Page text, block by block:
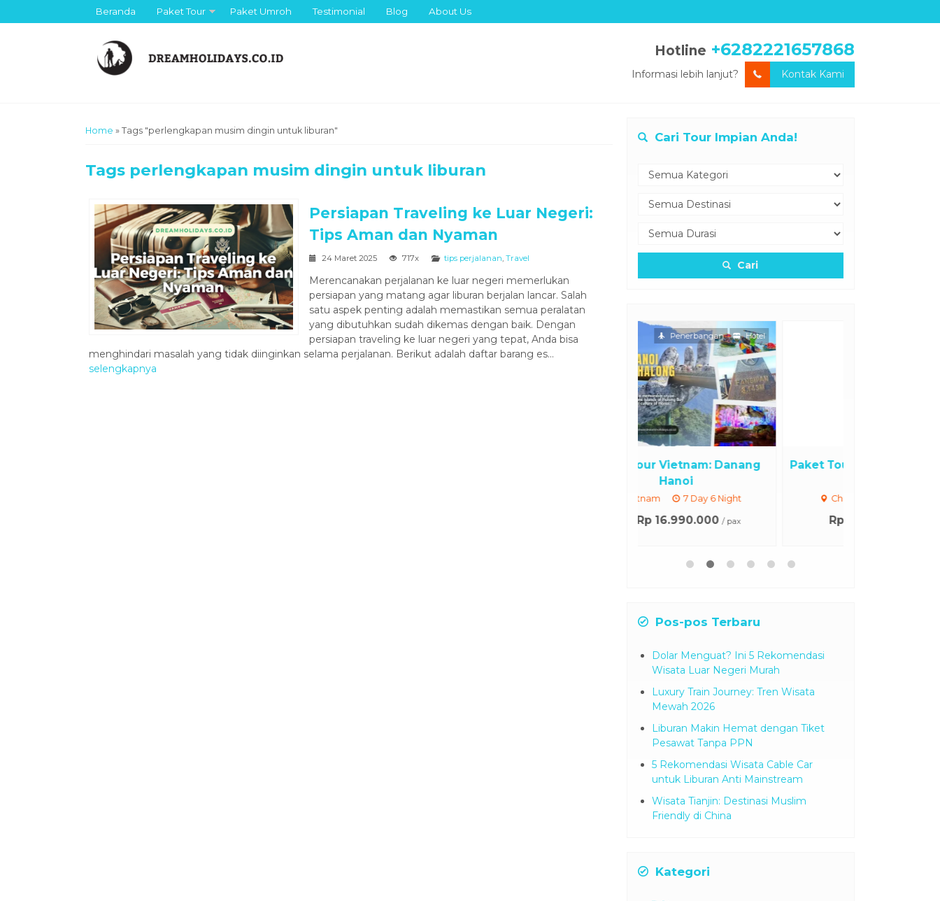
Beranda Paket Tour Paket Umroh Testimonial Blog About Us
Hotline +6282221657868
Informasi lebih lanjut? Kontak Kami
Home » Tags "perlengkapan musim dingin untuk liburan"
Tags perlengkapan musim dingin untuk liburan
Persiapan Traveling ke Luar Negeri:
Tips Aman dan Nyaman
24 Maret 2025 717x tips perjalanan, Travel
Merencanakan perjalanan ke luar negeri memerlukan
persiapan yang matang agar liburan berjalan lancar. Salah
satu aspek penting adalah memastikan semua peralatan
yang dibutuhkan sudah dikemas dengan baik. Dengan
persiapan traveling ke luar negeri yang tepat, Anda bisa
menghindari masalah yang tidak diinginkan selama perjalanan. Berikut adalah daftar barang es...
selengkapnya
Cari Tour Impian Anda!
Cari
Penerbangan
Paket Tour Harbin China 10 Hari
China 10 Days 7 Night
Rp 29.990.000
Pos-pos Terbaru
Dolar Menguat? Ini 5 Rekomendasi
Wisata Luar Negeri Murah
Luxury Train Journey: Tren Wisata
Mewah 2026
Liburan Makin Hemat dengan Tiket
Pesawat Tanpa PPN
5 Rekomendasi Wisata Cable Car
untuk Liburan Anti Mainstream
Wisata Tianjin: Destinasi Muslim
Friendly di China
Kategori